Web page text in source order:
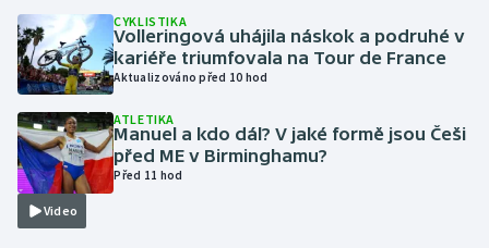
Moderní pětiboj
Motorsport
Olympijské hry
Parasport
CYKLISTIKA
Volleringová uhájila náskok a podruhé v
kariéře triumfovala na Tour de France
Aktualizováno před 10 hod
Video
ATLETIKA
Manuel a kdo dál? V jaké formě jsou Češi
před ME v Birminghamu?
Před 11 hod